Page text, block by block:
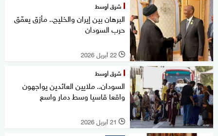
شرق أوسط
البرهان بين إيران والخليج.. مأزق يعمّق
حرب السودان
l 22 أبريل 2026
شرق أوسط
السودان.. ملايين العائدين يواجهون
واقعا قاسيا وسط دمار واسع
l 21 أبريل 2026